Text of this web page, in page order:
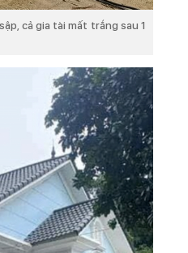
cả gia tài mất trắng sau 1